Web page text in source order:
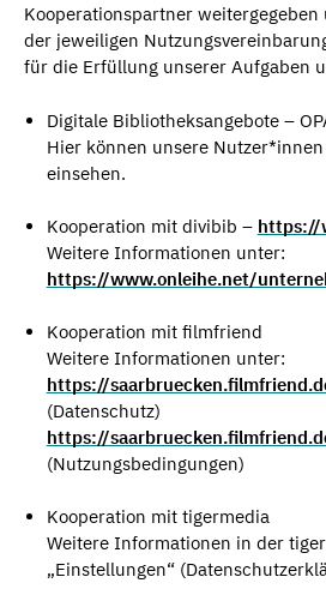
Kooperationspartner
der jeweiligen
für die Erfüllung unserer Aufgaben
Digitale Bibliotheksangebote –
Hier können unsere
einsehen.
Kooperation mit divibib – https://
Weitere Informationen unter:
https://www.onleihe.net/
Kooperation mit filmfriend
Weitere Informationen unter:
https://
(Datenschutz)
https://
(Nutzungsbedingungen)
Kooperation mit tigermedia
Weitere Informationen in der
„Einstellungen“